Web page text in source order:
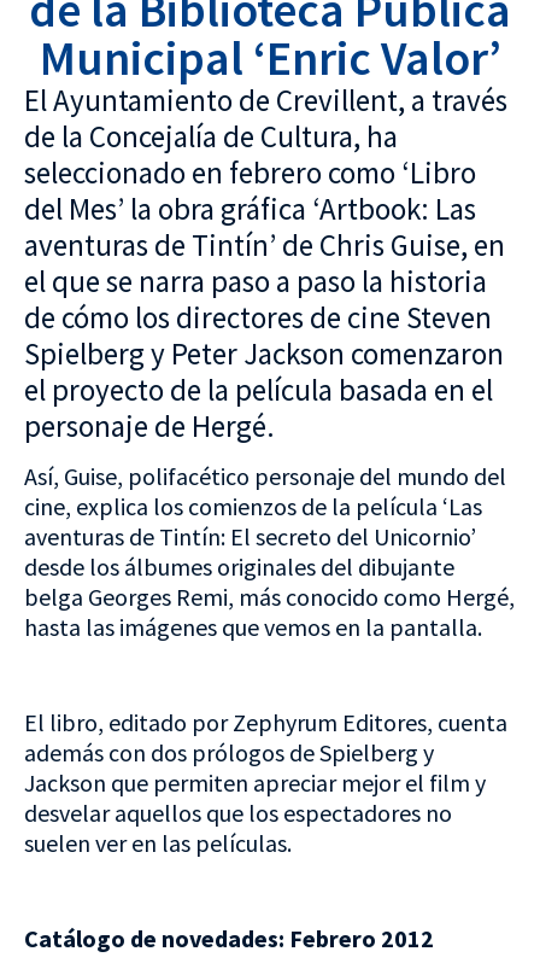
Municipal ‘Enric Valor’
El Ayuntamiento de Crevillent, a través
de la Concejalía de Cultura, ha
seleccionado en febrero como ‘Libro
del Mes’ la obra gráfica ‘Artbook: Las
aventuras de Tintín’ de Chris Guise, en
el que se narra paso a paso la historia
de cómo los directores de cine Steven
Spielberg y Peter Jackson comenzaron
el proyecto de la película basada en el
personaje de Hergé.
Así, Guise, polifacético personaje del mundo del
cine, explica los comienzos de la película ‘Las
aventuras de Tintín: El secreto del Unicornio’
desde los álbumes originales del dibujante
belga Georges Remi, más conocido como Hergé,
hasta las imágenes que vemos en la pantalla.
El libro, editado por Zephyrum Editores, cuenta
además con dos prólogos de Spielberg y
Jackson que permiten apreciar mejor el film y
desvelar aquellos que los espectadores no
suelen ver en las películas.
Catálogo de novedades: Febrero 2012